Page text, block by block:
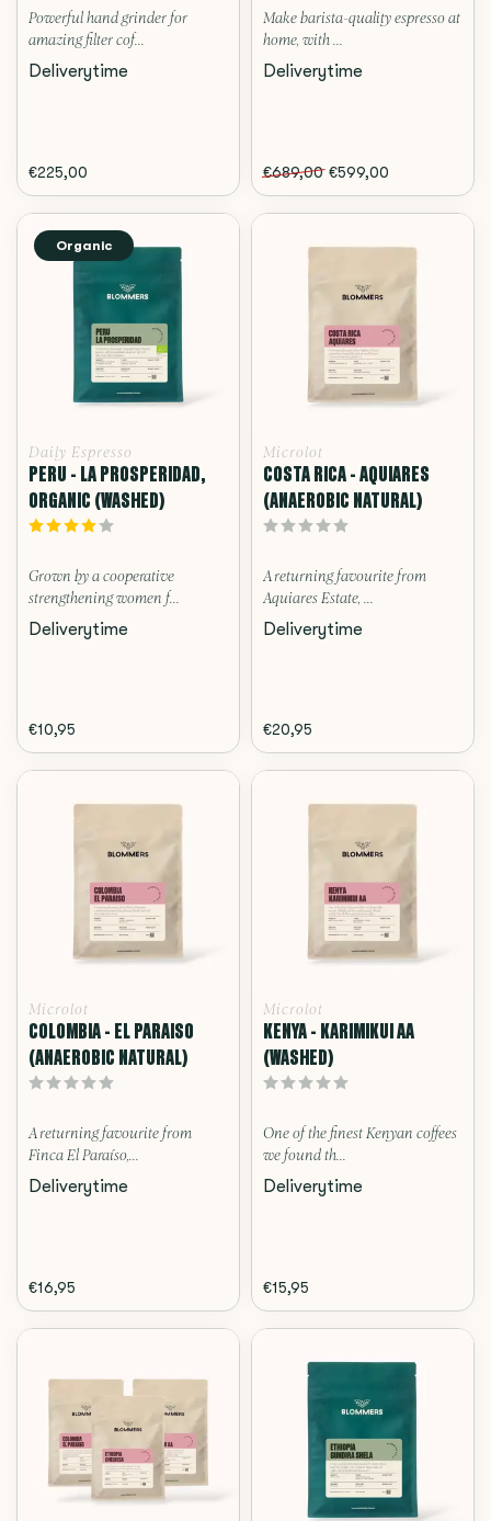
Powerful hand grinder for
amazing filter cof...
Deliverytime
€225,00
Make barista-quality espresso at
home, with ...
Deliverytime
€689,00 €599,00
Organic
Daily Espresso
PERU - LA PROSPERIDAD,
ORGANIC (WASHED)
Grown by a cooperative
strengthening women f...
Deliverytime
€10,95
Microlot
COSTA RICA - AQUIARES
(ANAEROBIC NATURAL)
A returning favourite from
Aquiares Estate, ...
Deliverytime
€20,95
Microlot
COLOMBIA - EL PARAISO
(ANAEROBIC NATURAL)
A returning favourite from
Finca El Paraíso,...
Deliverytime
€16,95
Microlot
KENYA - KARIMIKUI AA
(WASHED)
One of the finest Kenyan coffees
we found th...
Deliverytime
€15,95